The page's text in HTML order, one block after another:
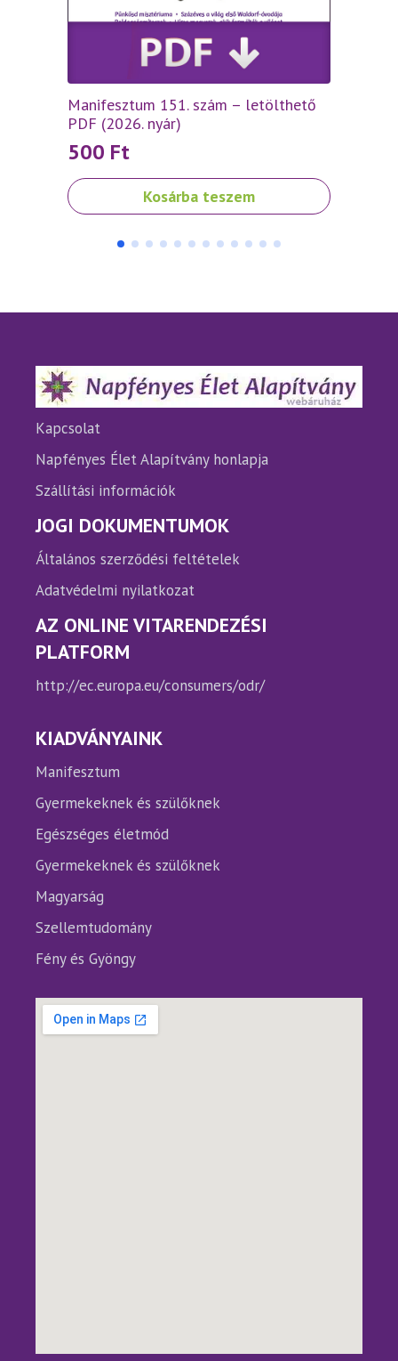
Manifesztum 151. szám – letölthető
PDF (2026. nyár)
500 Ft
Kosárba teszem
Kapcsolat
Napfényes Élet Alapítvány honlapja
Szállítási információk
JOGI DOKUMENTUMOK
Általános szerződési feltételek
Adatvédelmi nyilatkozat
AZ ONLINE VITARENDEZÉSI
PLATFORM
http://ec.europa.eu/consumers/odr/
KIADVÁNYAINK
Manifesztum
Gyermekeknek és szülőknek
Egészséges életmód
Gyermekeknek és szülőknek
Magyarság
Szellemtudomány
Fény és Gyöngy